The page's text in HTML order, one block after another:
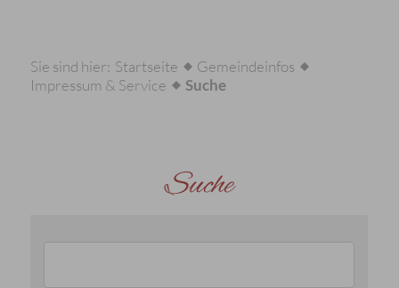
Sie sind hier: Startseite
Gemeindeinfos
Impressum & Service
Suche
Suche